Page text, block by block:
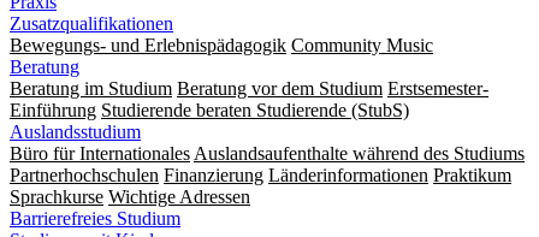
Zusatzqualifikationen
Bewegungs- und Erlebnispädagogik Community Music
Beratung
Beratung im Studium Beratung vor dem Studium Erstsemester-
Einführung Studierende beraten Studierende (StubS)
Auslandsstudium
Büro für Internationales Auslandsaufenthalte während des Studiums
Partnerhochschulen Finanzierung Länderinformationen Praktikum
Sprachkurse Wichtige Adressen
Barrierefreies Studium